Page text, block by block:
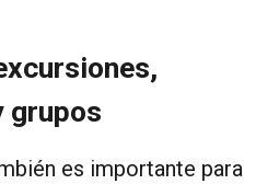
grupos
es importante para